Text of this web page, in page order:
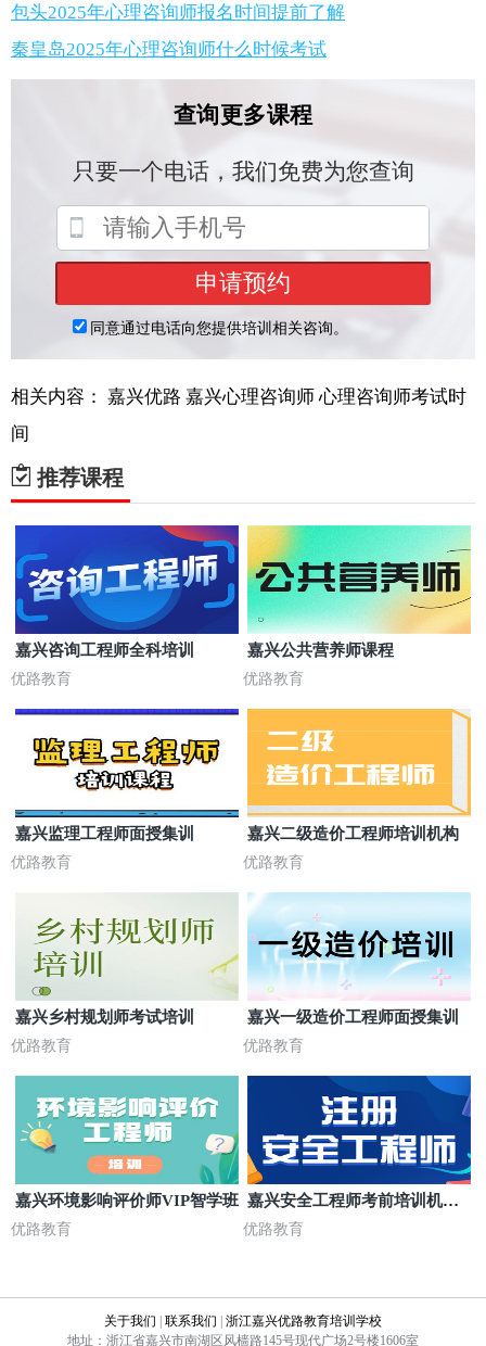
包头2025年心理咨询师报名时间提前了解
秦皇岛2025年心理咨询师什么时候考试
相关内容： 嘉兴优路 嘉兴心理咨询师 心理咨询师考试时
间
推荐课程
嘉兴咨询工程师全科培训
优路教育
嘉兴公共营养师课程
优路教育
嘉兴监理工程师面授集训
优路教育
嘉兴二级造价工程师培训机构
优路教育
嘉兴乡村规划师考试培训
优路教育
嘉兴一级造价工程师面授集训
优路教育
嘉兴环境影响评价师VIP智学班
优路教育
嘉兴安全工程师考前培训机构
地址
优路教育
关于我们 | 联系我们 | 浙江嘉兴优路教育培训学校
地址：浙江省嘉兴市南湖区风樯路145号现代广场2号楼1606室